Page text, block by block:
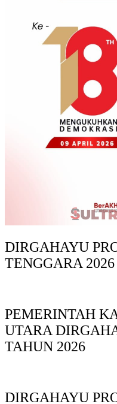
DIRGAHAYU
TENGGARA 2026
PEMERINTAH
UTARA
TAHUN 2026
DIRGAHAYU